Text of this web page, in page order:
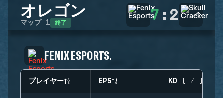
オレゴン
マップ 1 終了 7 : 2
FENIX ESPORTS.
プレイヤー EPS KD (+/-)